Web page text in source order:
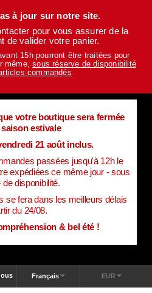
à jour sur notre site.
pour vous assurer de la
de valider votre panier.
15h pourront être traitées pour
même,sous réserve de disponibilité
commandés
votre boutique sera fermée
estivale
21 août inclus.
passées jusqu'à 12h le
expédiées ce même jour - sous
disponibilité.
se fera dans les meilleurs délais
du 24/08.
& bel été !
EUR
Français